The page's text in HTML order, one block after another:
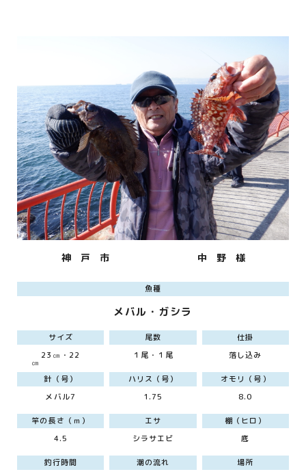
神 戸 市 中 野 様
魚種
メバル・ガシラ
サイズ
23㎝・22
㎝
尾数
１尾・１尾
仕掛
落し込み
針（号）
メバル7
ハリス（号）
1.75
オモリ（号）
8.0
竿の長さ（ｍ）
4.5
エサ
シラサエビ
棚（ヒロ）
底
釣行時間
潮の流れ
場所